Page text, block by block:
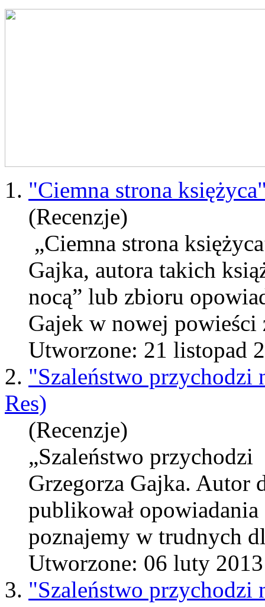
1. "Ciemna strona
(Recenzje)
„Ciemna strona
Gajka, autora takich
nocą” lub zbioru
Gajek w nowej powieści
Utworzone: 21 listopad
2. "Szaleństwo przychodzi
Res)
(Recenzje)
„Szaleństwo
Grzegorza Gajka. Autor
publikował opowiadania
poznajemy w trudnych
Utworzone: 06 luty 2013
3. "Szaleństwo przychodzi